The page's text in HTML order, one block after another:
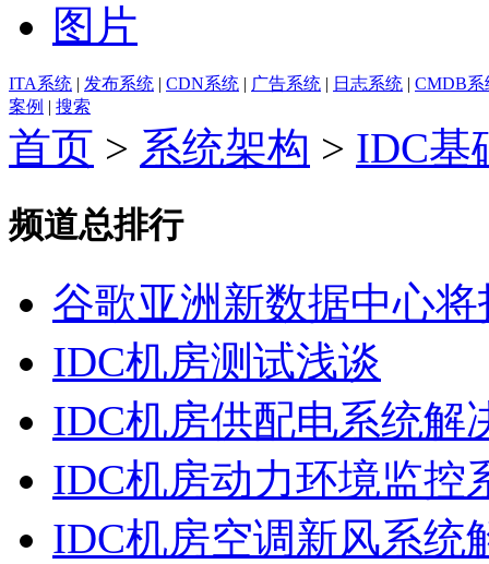
图片
ITA系统 | 发布系统 | CDN系统 | 广告系统 | 日志系统 | CMDB系
案例 | 搜索
首页 > 系统架构 > IDC基
频道总排行
谷歌亚洲新数据中心
IDC机房测试浅谈
IDC机房供配电系统解
IDC机房动力环境监控
IDC机房空调新风系统